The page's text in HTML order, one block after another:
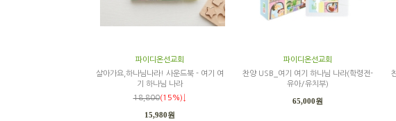
파이디온선교회
살아가요,하나님나라! 사운드북 - 여기 여
기 하나님 나라
18,800(15%)↓
15,980원
파이디온선교회
찬양 USB_여기 여기 하나님 나라(학령전-
유아/유치부)
65,000원